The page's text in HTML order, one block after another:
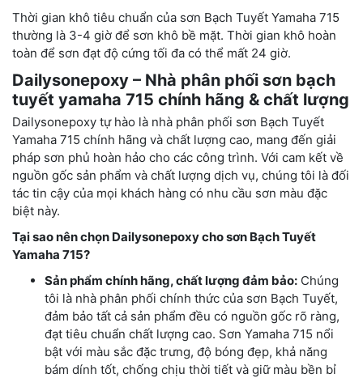
Thời gian khô tiêu chuẩn của sơn Bạch Tuyết Yamaha 715
thường là 3-4 giờ để sơn khô bề mặt. Thời gian khô hoàn
toàn để sơn đạt độ cứng tối đa có thể mất 24 giờ.
Dailysonepoxy – Nhà phân phối sơn bạch
tuyết yamaha 715 chính hãng & chất lượng
Dailysonepoxy tự hào là nhà phân phối sơn Bạch Tuyết
Yamaha 715 chính hãng và chất lượng cao, mang đến giải
pháp sơn phủ hoàn hảo cho các công trình. Với cam kết về
nguồn gốc sản phẩm và chất lượng dịch vụ, chúng tôi là đối
tác tin cậy của mọi khách hàng có nhu cầu sơn màu đặc
biệt này.
Tại sao nên chọn Dailysonepoxy cho sơn Bạch Tuyết
Yamaha 715?
Sản phẩm chính hãng, chất lượng đảm bảo: Chúng
tôi là nhà phân phối chính thức của sơn Bạch Tuyết,
đảm bảo tất cả sản phẩm đều có nguồn gốc rõ ràng,
đạt tiêu chuẩn chất lượng cao. Sơn Yamaha 715 nổi
bật với màu sắc đặc trưng, độ bóng đẹp, khả năng
bám dính tốt, chống chịu thời tiết và giữ màu bền bỉ